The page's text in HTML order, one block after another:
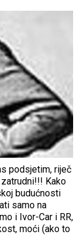
podsjetim, riječ
Kako
budućnosti
samo na
i Ivor-Car i RR,
moći (ako to